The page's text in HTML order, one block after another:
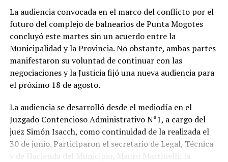
La audiencia convocada en el marco del conflicto por el
futuro del complejo de balnearios de Punta Mogotes
concluyó este martes sin un acuerdo entre la
Municipalidad y la Provincia. No obstante, ambas partes
manifestaron su voluntad de continuar con las
negociaciones y la Justicia fijó una nueva audiencia para
el próximo 18 de agosto.
La audiencia se desarrolló desde el mediodía en el
Juzgado Contencioso Administrativo N°1, a cargo del
juez Simón Isacch, como continuidad de la realizada el
30 de junio. Participaron el secretario de Legal, Técnica
y de Hacienda del Municipio, Mauro Martinelli; la